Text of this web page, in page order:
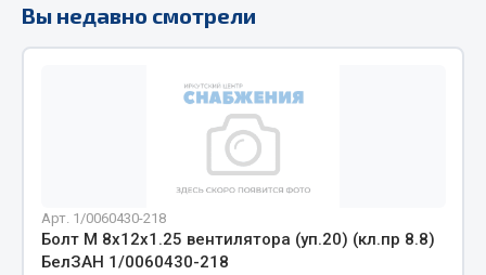
Весь раздел
Соединительные элементы
Тройники
Трубки, муфты, гайки
Вы недавно смотрели
Арт. 1/0060430-218
Болт М 8х12х1.25 вентилятора (уп.20) (кл.пр 8.8)
БелЗАН 1/0060430-218